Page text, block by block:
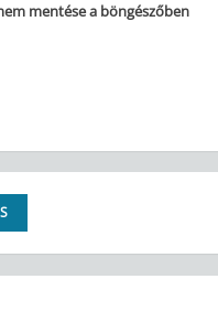
mentése a böngészőben